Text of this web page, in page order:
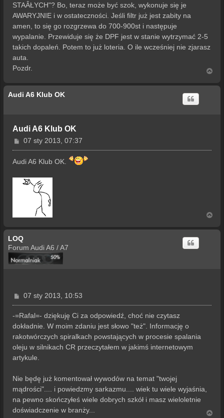
STAÂŁYCH"? Bo, teraz może być szok, wykonuje się je
AWARYJNIE i w ostateczności. Jeśli filtr już jest zabity na
amen, to się go rozgrzewa do 700-900st i następuje
wypalanie. Przewiduje się że DPF jest w stanie wytrzymać 2-5
takich dopaleń. Potem to już loteria. O ile wcześniej nie zjarasz
auta.
Pozdr.
g
Audi A6 Klub OK
Audi A6 Klub OK
P
o
s
07 sty 2013, 07:37
Audi A6 Klub OK.
g
LOQ
Forum Audi A6 / A7
P
o
s
t
07 sty 2013, 10:53
-=Rafal=- dziękuję Ci za odpowiedź, choć nie czytasz
dokładnie. W moim zdaniu jest słowo "też". Informację o
rakotwórczych spiralkach powstających w procesie spalania
oleju w silnikach CR przeczytałem w jakimś internetowym
artykule.
Nie będę już komentował wywodów na temat "twojej
mądrości".... i powiedzmy sarkazmu.... wiek tu wiele wyjaśnia,
na pewno skończyłeś wiele dobrych szkół i masz wieloletnie
doświadczenie w branży...